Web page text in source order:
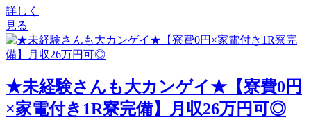
詳しく
見る
★未経験さんも大カンゲイ★【寮費0円
×家電付き1R寮完備】月収26万円可◎